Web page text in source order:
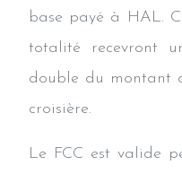
base payé à HAL.
totalité recevront
double du montant
croisière.
Le FCC est valide